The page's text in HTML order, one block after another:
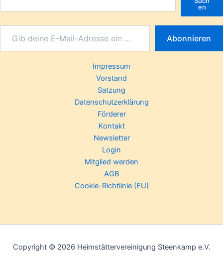
en
Abonnieren
Impressum
Vorstand
Satzung
Datenschutzerklärung
Förderer
Kontakt
Newsletter
Login
Mitglied werden
AGB
Cookie-Richtlinie (EU)
Copyright © 2026 Heimstättervereinigung Steenkamp e.V.